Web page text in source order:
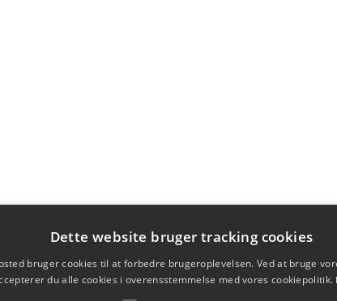
Dette website bruger tracking cookies
bruger cookies til at forbedre brugeroplevelsen. Ved at bruge
du alle cookies i overensstemmelse med vores cookiepolitik.